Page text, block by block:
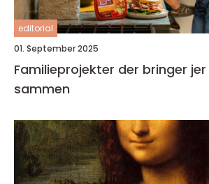
editorial
01. September 2025
Familieprojekter der bringer
sammen